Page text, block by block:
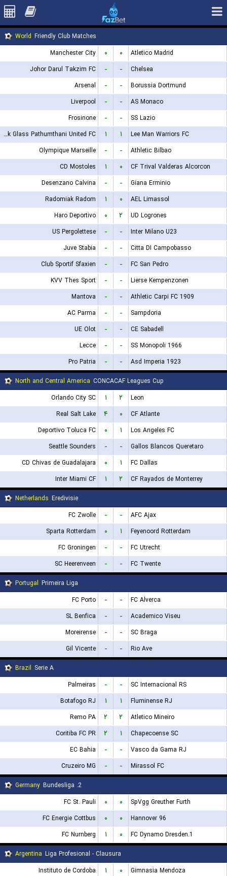
World Friendly Club Matches
Manchester City
۰ ۰
Atletico Madrid
Johor Darul Takzim FC
- -
Chelsea
Arsenal
- -
Borussia Dortmund
Liverpool
- -
AS Monaco
Frosinone
- -
SS Lazio
Bangkok Glass Pathumthani United FC
۱ ۱
Lee Man Warriors FC
Olympique Marseille
- -
Athletic Bilbao
CD Mostoles
۱ ۰
CF Trival Valderas Alcorcon
Desenzano Calvina
- -
Giana Erminio
Radomiak Radom
۱ ۰
AEL Limassol
Haro Deportivo
۰ ۲
UD Logrones
US Pergolettese
- -
Inter Milano U23
Juve Stabia
- -
Citta DI Campobasso
Club Sportif Sfaxien
- -
FC San Pedro
KVV Thes Sport
- -
Lierse Kempenzonen
Mantova
- -
Athletic Carpi FC 1909
AC Parma
- -
Sampdoria
UE Olot
- -
CE Sabadell
Lecce
- -
SS Monopoli 1966
Pro Patria
- -
Asd Imperia 1923
North and Central America CONCACAF Leagues Cup
Orlando City SC
۱ ۲
Leon
Real Salt Lake
۴ ۰
CF Atlante
Deportivo Toluca FC
۰ ۱
Los Angeles FC
Seattle Sounders
- -
Gallos Blancos Queretaro
CD Chivas de Guadalajara
۰ ۱
FC Dallas
Inter Miami CF
۱ ۲
CF Rayados de Monterrey
Netherlands Eredivisie
FC Zwolle
- -
AFC Ajax
Sparta Rotterdam
۰ ۱
Feyenoord Rotterdam
FC Groningen
- -
FC Utrecht
SC Heerenveen
- -
FC Twente
Portugal Primeira Liga
FC Porto
- -
FC Alverca
SL Benfica
- -
Academico Viseu
Moreirense
- -
SC Braga
Gil Vicente
- -
Rio Ave
Brazil Serie A
Palmeiras
- -
SC Internacional RS
Botafogo RJ
۱ ۱
Fluminense RJ
Remo PA
۲ ۲
Atletico Mineiro
Coritiba FC PR
۲ ۱
Chapecoense SC
EC Bahia
- -
Vasco da Gama RJ
Cruzeiro MG
- -
Mirassol FC
Germany
2. Bundesliga
FC St. Pauli
۰ ۰
SpVgg Greuther Furth
FC Energie Cottbus
۰ ۰
Hannover 96
FC Nurnberg
۱ ۰
1.FC Dynamo Dresden
Argentina Liga Profesional - Clausura
Instituto de Cordoba
۱ ۰
Gimnasia Mendoza